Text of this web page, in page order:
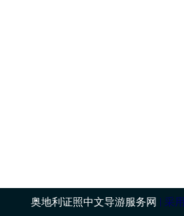
奥地利证照中文导游服务网 | 采用